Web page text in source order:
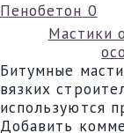
Пенобетон 0
Мастики
Битумные
вязких
используются
Добавить